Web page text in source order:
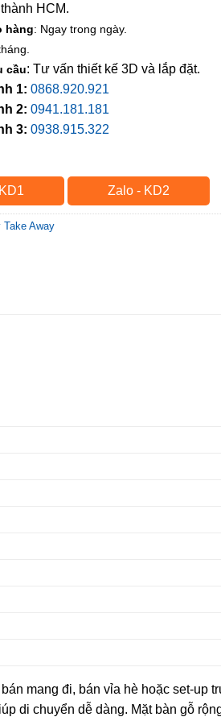
HCM.
hàng: Ngay trong ngày.
cầu: Tư vấn thiết kế 3D và lắp đặt.
1: 0868.920.921
2: 0941.181.181
3: 0938.915.322
Zalo - KD2
Take Away
mang đi, bán vỉa hè hoặc set-up
di chuyển dễ dàng. Mặt bàn gỗ